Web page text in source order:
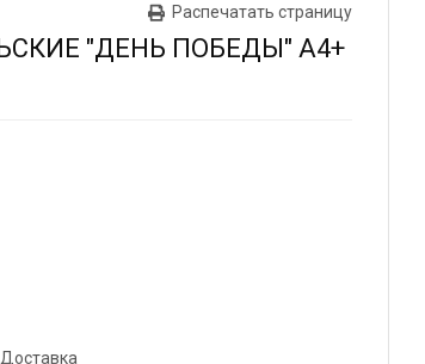
Распечатать страницу
"ДЕНЬ ПОБЕДЫ" А4+
Доставка